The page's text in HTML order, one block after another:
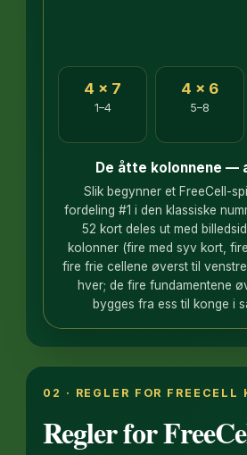
4 × 7
1–4
4 × 6
5–8
De åtte kolonnene —
Slik begynner et FreeCell-
fordeling #1 i den klassiske
52 kort deles ut med
kolonner (fire med syv kort,
fire frie cellene øverst til
hver; de fire fundamentene
bygges fra ess til konge i
02 · REGLER FOR FREECELL
Regler for